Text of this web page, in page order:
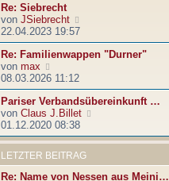
t
r
a
g
r
B
e
i
t
r
a
g
Re: Siebrecht
von JSiebrecht
u
e
e
r
B
i
t
r
a
22.04.2023 19:57
Re: Familienwappen "Durner"
von max
e
u
e
s
t
e
B
e
08.03.2026 11:12
Pariser Verbandsübereinkunft …
von Claus J.Billet
u
e
01.12.2020 08:38
LETZTER BEITRAG
Re: Name von Nessen aus Meini…